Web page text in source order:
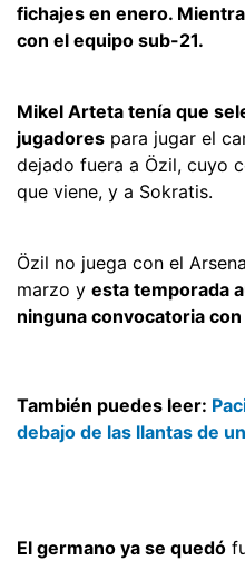
fichajes en enero.
con el equipo sub-21.
Mikel Arteta tenía que
jugadores para jugar el
dejado fuera a Özil, cuyo
que viene, y a Sokratis.
Özil no juega con el
marzo y esta temporada
ninguna convocatoria
También puedes leer:
debajo de las llantas de
El germano ya se quedó